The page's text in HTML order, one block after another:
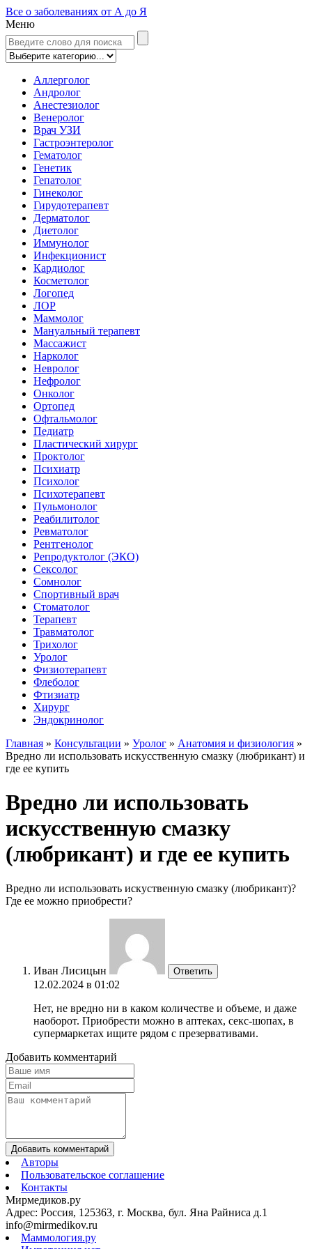
Все о заболеваниях от А до Я
Меню
Аллерголог
Андролог
Анестезиолог
Венеролог
Врач УЗИ
Гастроэнтеролог
Гематолог
Генетик
Гепатолог
Гинеколог
Гирудотерапевт
Дерматолог
Диетолог
Иммунолог
Инфекционист
Кардиолог
Косметолог
Логопед
ЛОР
Маммолог
Мануальный терапевт
Массажист
Нарколог
Невролог
Нефролог
Онколог
Ортопед
Офтальмолог
Педиатр
Пластический хирург
Проктолог
Психиатр
Психолог
Психотерапевт
Пульмонолог
Реабилитолог
Ревматолог
Рентгенолог
Репродуктолог (ЭКО)
Сексолог
Сомнолог
Спортивный врач
Стоматолог
Терапевт
Травматолог
Трихолог
Уролог
Физиотерапевт
Флеболог
Фтизиатр
Хирург
Эндокринолог
Главная » Консультации » Уролог » Анатомия и физиология »
Вредно ли использовать искусственную смазку (любрикант) и
где ее купить
Вредно ли использовать
искусственную смазку
(любрикант) и где ее купить
Вредно ли использовать искуственную смазку (любрикант)?
Где ее можно приобрести?
Иван Лисицын Ответить
12.02.2024 в 01:02
Нет, не вредно ни в каком количестве и объеме, и даже
наоборот. Приобрести можно в аптеках, секс-шопах, в
супермаркетах ищите рядом с презервативами.
Добавить комментарий
Добавить комментарий
Авторы
Пользовательское соглашение
Контакты
Мирмедиков.ру
Адрес: Россия, 125363, г. Москва, бул. Яна Райниса д.1
info@mirmedikov.ru
Маммология.ру